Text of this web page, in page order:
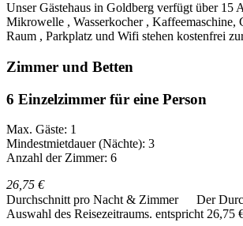
Unser Gästehaus in Goldberg verfügt über 15
Mikrowelle , Wasserkocher , Kaffeemaschine,
Raum , Parkplatz und Wifi stehen kostenfrei
Zimmer und Betten
6 Einzelzimmer für eine Person
Max. Gäste: 1
Mindestmietdauer (Nächte): 3
Anzahl der Zimmer: 6
26,75 €
Durchschnitt pro Nacht & Zimmer
Der
Auswahl des Reisezeitraums. entspricht 26,75